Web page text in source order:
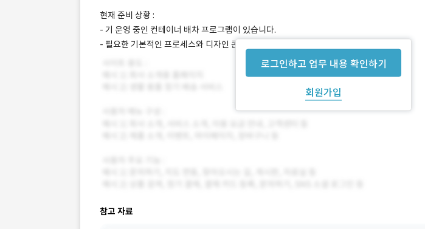
로그인하고 업무 내용 확인하기
회원가입
현재 준비 상황 :
- 기 운영 중인 컨테이너 배차 프로그램이 있습니다.
- 필요한 기본적인 프로세스와 디자인 콘셉트는 제공해 드릴 예정입니다.
참고 자료